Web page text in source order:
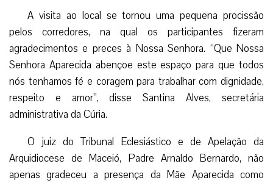
A visita ao local se tornou uma pequena procissão
pelos corredores, na qual os participantes fizeram
agradecimentos e preces à Nossa Senhora. “Que Nossa
Senhora Aparecida abençoe este espaço para que todos
nós tenhamos fé e coragem para trabalhar com dignidade,
respeito e amor”, disse Santina Alves, secretária
administrativa da Cúria.
O juiz do Tribunal Eclesiástico e de Apelação da
Arquidiocese de Maceió, Padre Arnaldo Bernardo, não
apenas gradeceu a presença da Mãe Aparecida como